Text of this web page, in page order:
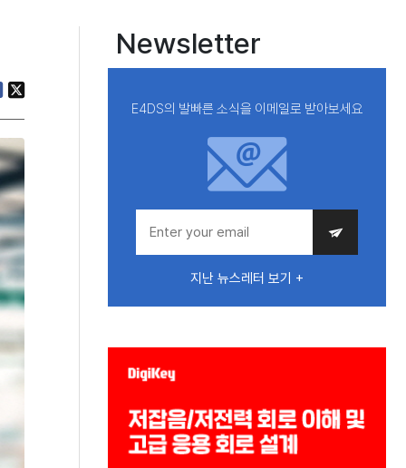
Newsletter
E4DS의 발빠른 소식을 이메일로 받아보세요
지난 뉴스레터 보기 +